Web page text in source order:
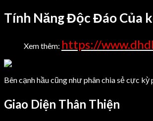
Tính Năng Độc Đáo Của
Xem thêm: https://
Bên cạnh hầu cũng như phân chia sẻ cực
Giao Diện Thân Thiện